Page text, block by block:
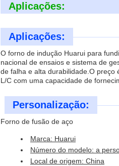
Aplicações:
Aplicações:
O forno de indução Huarui para
nacional de ensaios e sistema de
de falha e alta durabilidade.O
L/C com uma capacidade de
Personalização:
Forno de fusão de aço
Marca: Huarui
Número do modelo: a
Local de origem: China